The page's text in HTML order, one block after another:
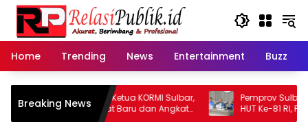
Langsung
konten
Home
Trending News Entertainment Buzz
Breaking News
Galih Maju Calon Ketua KORMI Sulbar,
Bawa Semangat Baru dan Angkat
Tradisional
Pemprov Sulbar
HUT Ke-81 RI, Puncak
Lapangan Ahmad